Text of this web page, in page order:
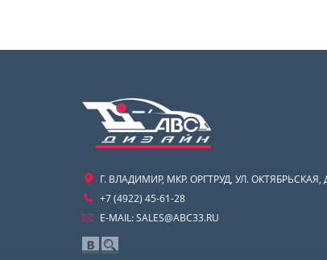
Г. ВЛАДИМИР, МКР. ОРГТРУД, УЛ. ОКТЯБРЬСКАЯ,
+7 (4922) 45-61-28
E-MAIL:SALES@ABC33.RU